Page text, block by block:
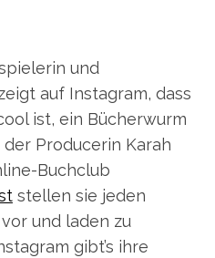
und
auf Instagram, dass
ist, ein Bücherwurm
Producerin Karah
Buchclub
stellen sie jeden
und laden zu
gibt’s ihre